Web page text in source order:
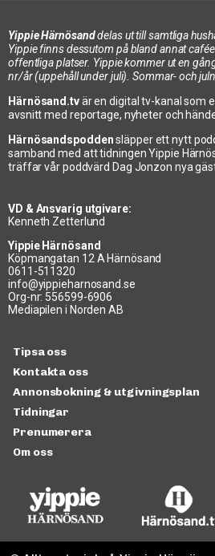
Yippie Härnösanddelas ut till samtliga
Yippie finns dessutom på bland annat
offentliga platser. Yippie kommer ut en
nr/år (uppehåll under juli). Sommar- och
Härnösand.tvär en digital tv-kanal som
avsnitt med reportage, nyheter och
Härnösandspoddensläpper ett nytt
samband med att tidningen Yippie
träffar vår poddvärd Dag Jonzon nya
VD & Ansvarig utgivare:
Kenneth Zetterlund
Yippie Härnösand
Köpmangatan 12 A Härnösand
0611-511320
info@yippieharnosand.se
Org-nr: 556599-6906
Mediapilen i Norden AB
Tipsa oss
Kontakta oss
Annonsbokning & utgivningsplan
Tidningar
Prenumerera
Om oss